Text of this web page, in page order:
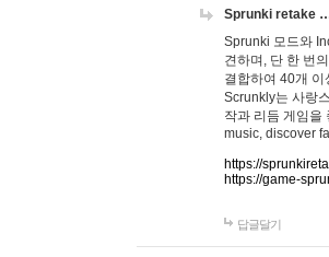
Sprunki retake
Sprunki 모드와
견하며, 단 한 번
결합하여 40개
Scrunkly는 사랑
작과 리듬 게임을
music, discover
https://
https://game-
답글달기